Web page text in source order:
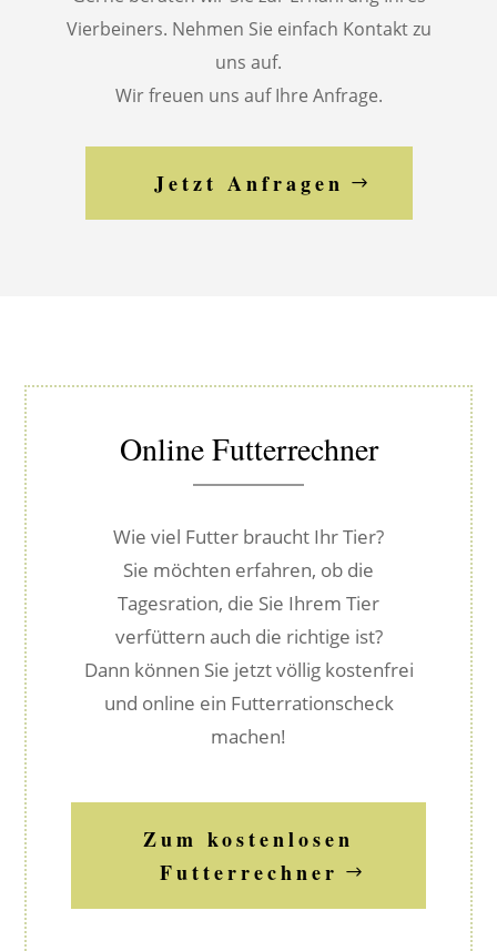
Vierbeiners. Nehmen Sie einfach Kontakt zu
uns auf.
Wir freuen uns auf Ihre Anfrage.
Jetzt Anfragen
Online Futterrechner
Wie viel Futter braucht Ihr Tier?
Sie möchten erfahren, ob die
Tagesration, die Sie Ihrem Tier
verfüttern auch die richtige ist?
Dann können Sie jetzt völlig kostenfrei
und online ein Futterrationscheck
machen!
Zum kostenlosen
Futterrechner